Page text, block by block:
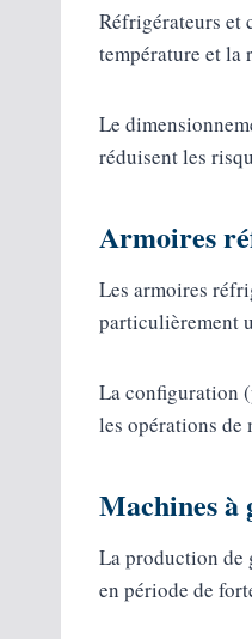
Réfrigérateurs et
température et la
Le
réduisent les
Armoires
Les armoires
particulièrement
La configuration
les opérations de
Machines à
La production de
en période de